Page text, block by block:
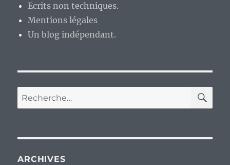
Ecrits non techniques.
Mentions légales
Un blog indépendant.
Recherche
pour :
ARCHIVES